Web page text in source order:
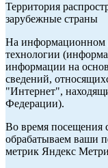
Территория
зарубежные страны
На информационном
технологии
информации на
сведений,
"Интернет",
Федерации).
Во время посещения
обрабатываем ваши
метрик Яндекс